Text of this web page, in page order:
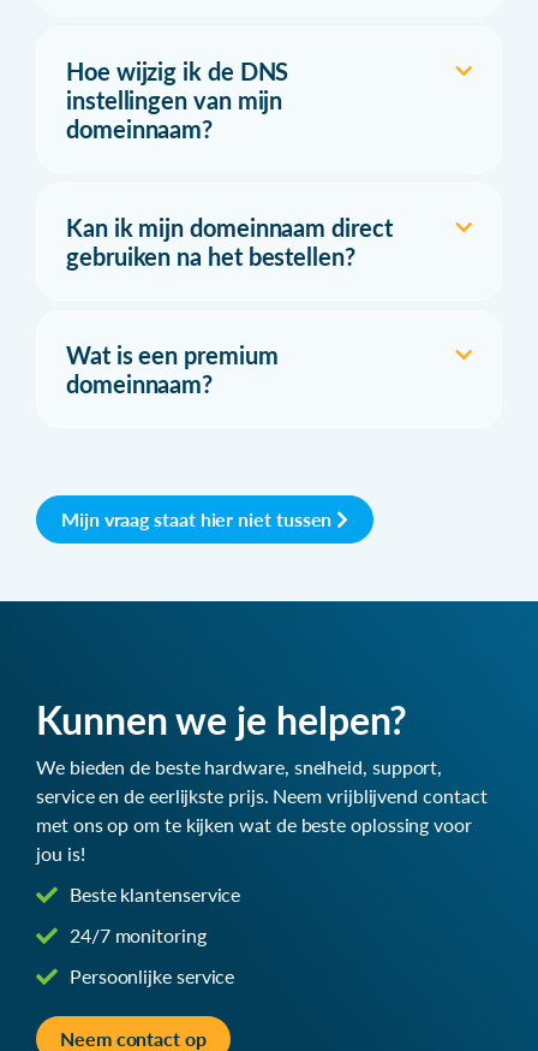
Hoe wijzig ik de DNS
instellingen van mijn
domeinnaam?
Kan ik mijn domeinnaam direct
gebruiken na het bestellen?
Wat is een premium
domeinnaam?
Mijn vraag staat hier niet tussen
Kunnen we je helpen?
We bieden de beste hardware, snelheid, support,
service en de eerlijkste prijs. Neem vrijblijvend contact
met ons op om te kijken wat de beste oplossing voor
jou is!
Beste klantenservice
24/7 monitoring
Persoonlijke service
Neem contact op